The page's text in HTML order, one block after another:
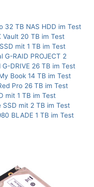
32 TB NAS HDD im Test
Vault 20 TB im Test
mit 1 TB im Test
G-RAID PROJECT 2
DRIVE 26 TB im Test
Book 14 TB im Test
Pro 26 TB im Test
mit 1 TB im Test
SSD mit 2 TB im Test
BLADE 1 TB im Test